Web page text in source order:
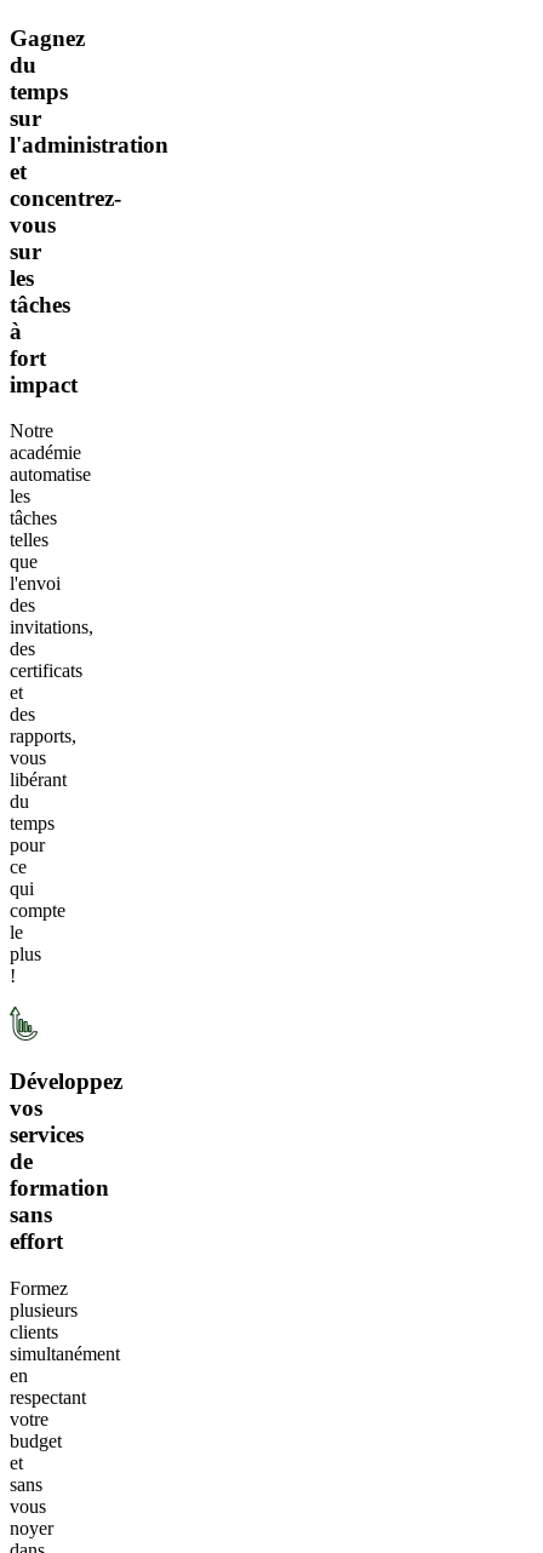
Gagnez
du
temps
sur
l'administration
et
concentrez-
vous
sur
les
tâches
à
fort
impact
Notre
académie
automatise
les
tâches
telles
que
l'envoi
des
invitations,
des
certificats
et
des
rapports,
vous
libérant
du
temps
pour
ce
qui
compte
le
plus
!
Développez
vos
services
de
formation
sans
effort
Formez
plusieurs
clients
simultanément
en
respectant
votre
budget
et
sans
vous
noyer